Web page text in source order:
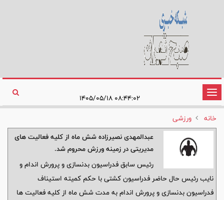
تغییر
وضعیت
ناوبری
خانه
ورزشی
عبدالمهدی نصیرزاده شش ماه از کلیه فعالیت های
مدیریتی در زمینه ورزش محروم شد.
رئیس سابق فدراسیون بدنسازی و پرورش اندام و
نایب رئیس حال حاضر فدراسیون کشتی با حکم کمیته استیناف
فدراسیون بدنسازی و پرورش اندام به مدت شش ماه از کلیه فعالیت ها